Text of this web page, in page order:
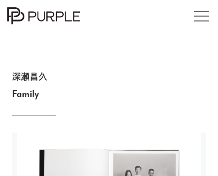
Articles
深瀬昌久
Family